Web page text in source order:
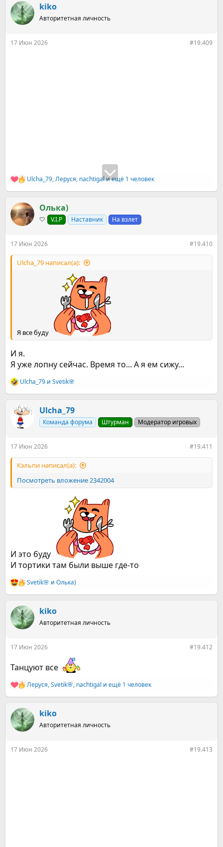
к
ц
и
kiko
Авторитетная личность
17 Июн 2026 #19.409
Р
е
к
ц
и
Ulcha_79,Леруся, nachtigalи ещё 1 человек
Олька)
🤍 V.I.P Наставник На взлет
17 Июн 2026 #19.410
Ulcha_79 написал(а):
Я все буду
И я.
Я уже лопну сейчас. Время то... А я ем сижу...
Р
е
Ulcha_79 и Svetik🌸
Ulcha_79
Команда форума Штурман Модератор игровых
17 Июн 2026 #19.411
Кэльпи написал(а):
Посмотреть вложение 2342004
И это буду
И тортики там были выше где-то
Р
е
к
ц
и
Svetik🌸 и Олька)
kiko
Авторитетная личность
17 Июн 2026 #19.412
Танцуют все
Р
е
к
ц
и
Леруся,Svetik🌸, nachtigal и ещё 1 человек
kiko
Авторитетная личность
17 Июн 2026 #19.413